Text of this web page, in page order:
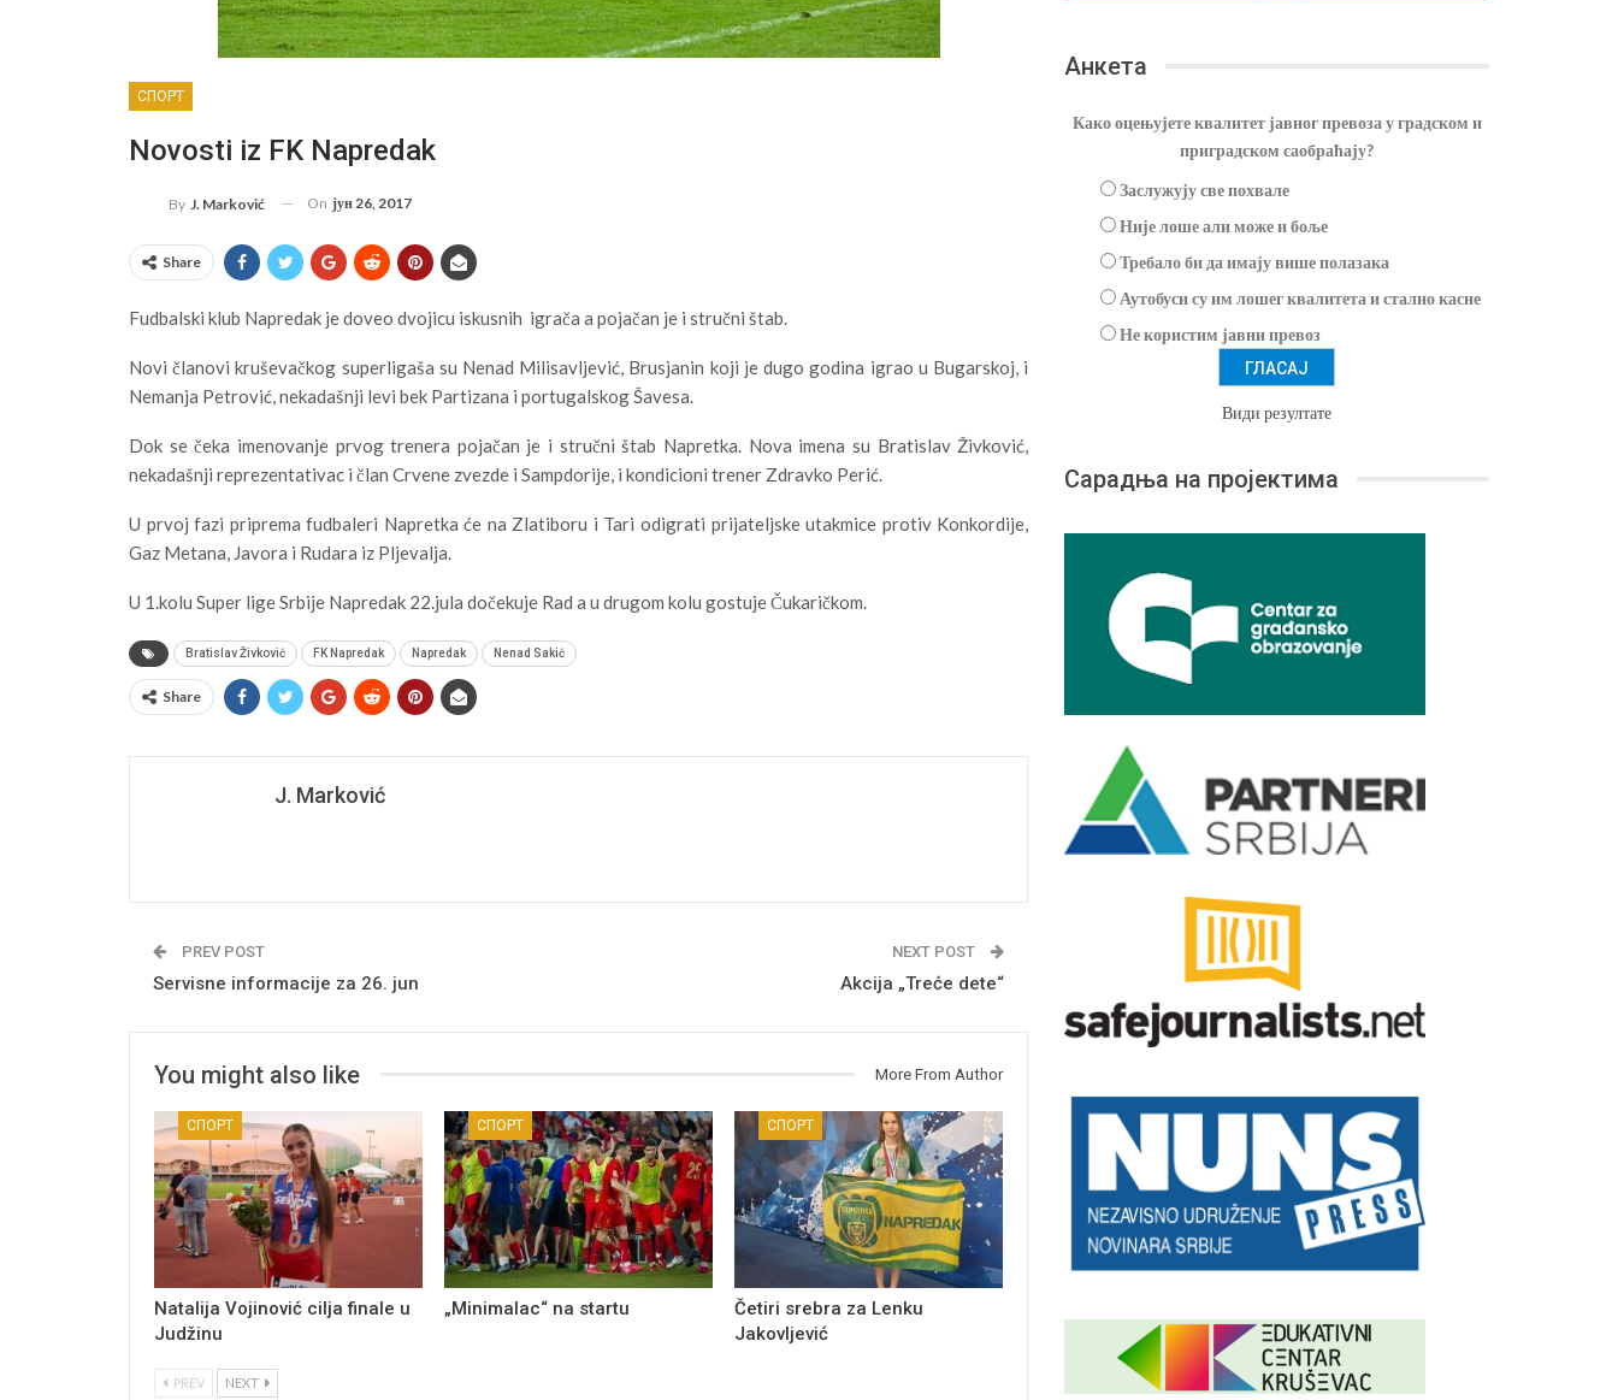
СПОРТ
Novosti iz FK Napredak
By J. Marković On јун 26, 2017
Share
Fudbalski klub Napredak je doveo dvojicu iskusnih igrača a pojačan je i stručni štab.
Novi članovi kruševačkog superligaša su Nenad Milisavljević, Brusjanin koji je dugo godina igrao u Bugarskoj, i
Nemanja Petrović, nekadašnji levi bek Partizana i portugalskog Šavesa.
Dok se čeka imenovanje prvog trenera pojačan je i stručni štab Napretka. Nova imena su Bratislav Živković,
nekadašnji reprezentativac i član Crvene zvezde i Sampdorije, i kondicioni trener Zdravko Perić.
U prvoj fazi priprema fudbaleri Napretka će na Zlatiboru i Tari odigrati prijateljske utakmice protiv Konkordije,
Gaz Metana, Javora i Rudara iz Pljevalja.
U 1.kolu Super lige Srbije Napredak 22.jula dočekuje Rad a u drugom kolu gostuje Čukaričkom.
Bratislav Živković FK Napredak Napredak Nenad Sakić
Share
J. Marković
PREV POST
Servisne informacije za 26. jun
NEXT POST
Akcija „Treće dete“
You might also like More From Author
СПОРТ
Natalija Vojinović cilja finale u
Judžinu
СПОРТ
„Minimalac“ na startu
СПОРТ
Četiri srebra za Lenku
Jakovljević
PREV NEXT
Анкета
Како оцењујете квалитет јавног превоза у градском и
приградском саобраћају?
Заслужују све похвале
Није лоше али може и боље
Требало би да имају више полазака
Аутобуси су им лошег квалитета и стално касне
Не користим јавни превоз
Види резултате
Сарадња на пројектима